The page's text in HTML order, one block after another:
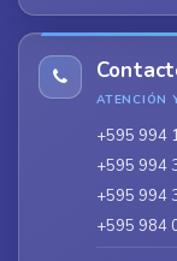
ATENCIÓN
+595 994
+595 994
+595 994
+595 984